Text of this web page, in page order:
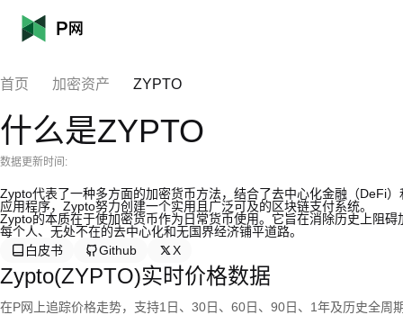
首页 加密资产 ZYPTO
什么是ZYPTO
数据更新时间:
Zypto代表了一种多方面的加密货币方法，结合了去中心化金融（DeFi
应用程序，Zypto努力创建一个实用且广泛可及的区块链支付系统。
Zypto的本质在于使加密货币作为日常货币使用。它旨在消除历史上阻
每个人、无处不在的去中心化和无国界经济铺平道路。
白皮书
Github X
Zypto(ZYPTO)实时价格数据
在P网上追踪价格走势，支持1日、30日、60日、90日、1年及历史全周